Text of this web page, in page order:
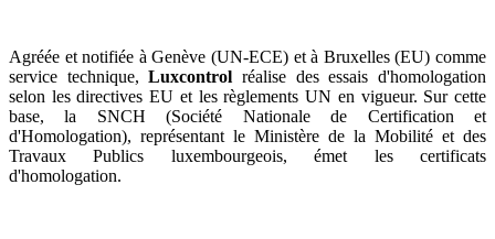
Agréée et notifiée à Genève (UN-ECE) et à Bruxelles (EU) comme
service technique,Luxcontrolréalise des essais d'homologation
selon les directives EU et les règlements UN en vigueur. Sur cette
base, la SNCH (Société Nationale de Certification et
d'Homologation), représentant le Ministère de la Mobilité et des
Travaux Publics luxembourgeois, émet les certificats
d'homologation.